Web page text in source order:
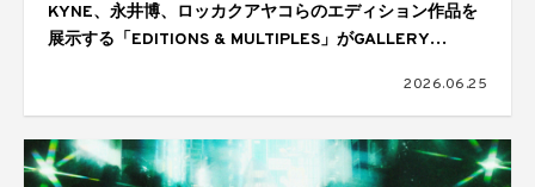
KYNE、永井博、ロッカクアヤコらのエディション作品を
展示する「EDITIONS & MULTIPLES」がGALLERY
2026.06.25